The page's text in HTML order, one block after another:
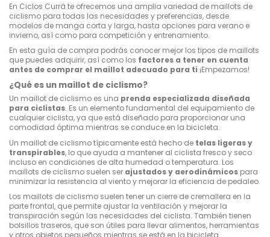
En Ciclos Currá te ofrecemos una amplia variedad de maillots de
ciclismo para todas las necesidades y preferencias, desde
modelos de manga corta y larga, hasta opciones para verano e
invierno, así como para competición y entrenamiento.
En esta guía de compra podrás conocer mejor los tipos de maillots
que puedes adquirir, así como los factores a tener en cuenta
antes de comprar el maillot adecuado para ti ¡Empezamos!
¿Qué es un maillot de ciclismo?
Un maillot de ciclismo es una prenda especializada diseñada
para ciclistas. Es un elemento fundamental del equipamiento de
cualquier ciclista, ya que está diseñado para proporcionar una
comodidad óptima mientras se conduce en la bicicleta.
Un maillot de ciclismo típicamente está hecho de telas ligeras y
transpirables, lo que ayuda a mantener al ciclista fresco y seco
incluso en condiciones de alta humedad o temperatura. Los
maillots de ciclismo suelen ser ajustados y aerodinámicos para
minimizar la resistencia al viento y mejorar la eficiencia de pedaleo.
Los maillots de ciclismo suelen tener un cierre de cremallera en la
parte frontal, que permite ajustar la ventilación y mejorar la
transpiración según las necesidades del ciclista. También tienen
bolsillos traseros, que son útiles para llevar alimentos, herramientas
y otros objetos pequeños mientras se está en la bicicleta.